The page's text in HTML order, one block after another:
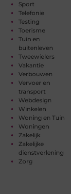
Sport
Telefonie
Testing
Toerisme
Tuin en
buitenleven
Tweewielers
Vakantie
Verbouwen
Vervoer en
transport
Webdesign
Winkelen
Woning en Tuin
Woningen
Zakelijk
Zakelijke
dienstverlening
Zorg